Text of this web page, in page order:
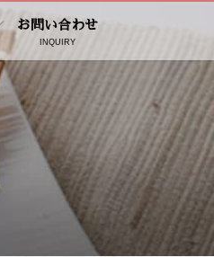
お問い合わせ
INQUIRY